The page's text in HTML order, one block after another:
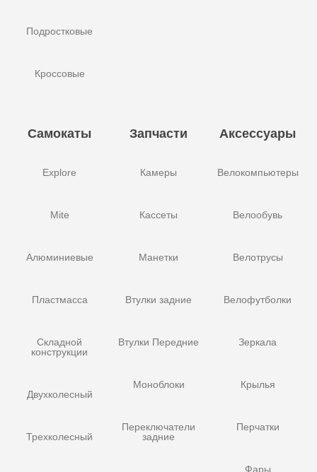
Подростковые
Кроссовые
Самокаты
Explore
Mite
Алюминиевые
Пластмасса
Складной
конструкции
Двухколесный
Трехколесный
Запчасти
Камеры
Кассеты
Манетки
Втулки задние
Втулки Передние
Моноблоки
Переключатели
задние
Аксессуары
Велокомпьютеры
Велообувь
Велотрусы
Велофутболки
Зеркала
Крылья
Перчатки
Фары